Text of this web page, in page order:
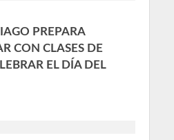
PREPARA
CON CLASES DE
EL DÍA DEL